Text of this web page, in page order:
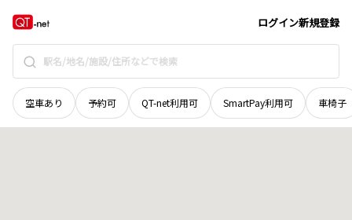
ログイン新規登録
空車あり 予約可 QT-net利用可 SmartPay利用可 車椅子
広島県